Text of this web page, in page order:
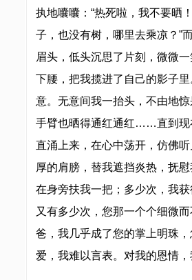
执地囔囔：“热死啦，我不要晒
子，也没有树，哪里去乘凉？”
眉头，低头沉思了片刻，微微
下腰，把我揽进了自己的影子
意。无意间我一抬头，不由地
手臂也晒得通红通红……直到现
直涌上来，在心中荡开，仿佛
厚的肩膀，替我遮挡炎热，抚
在身旁扶我一把；多少次，我
又有多少次，您那一个个细微
爸，我几乎成了您的掌上明珠
爱，我难以言表。对我的恩情